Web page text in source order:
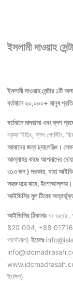
ইসলামী দাওয়াহ
ইসলামী দাওয়াহ সেন্টার ১টি
বর্তমানে ২০,০০০+ মানুষ
বর্তমানে মাদরাসা এবং ব্লগ
প্রুফ রিডিং, ব্লগ পোস্টিং,
আমাদের জন্য চ্যালেঞ্জিং।
আল্লাহর কাছে আপনাদের
৩১৩ জন ) দরকার, যারা
সহজ হয়ে যাবে, ইংশাআল্লাহ।
আইডিসির মুল টিমের
আইডিসির ঠিকানাঃখঃ ৬৫/৫,
820 094, +88 01716
পার্সোনাল) ইমেলঃ
www.idcmadrasah.com
ইংলিশ)